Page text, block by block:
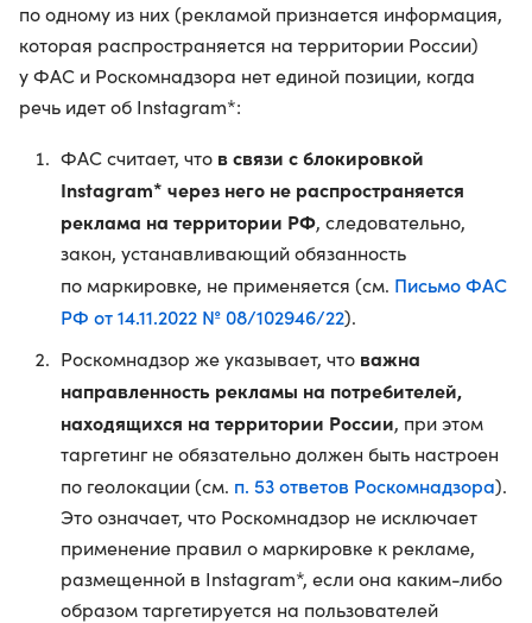
по одному из них (рекламой признается информация,
которая распространяется на территории России)
у ФАС и Роскомнадзора нет единой позиции, когда
речь идет об Instagram*:
ФАС считает, что в связи с блокировкой
Instagram* через него не распространяется
реклама на территории РФ, следовательно,
закон, устанавливающий обязанность
по маркировке, не применяется (см. Письмо ФАС
РФ от 14.11.2022 № 08/102946/22).
Роскомнадзор же указывает, что важна
направленность рекламы на потребителей,
находящихся на территории России, при этом
таргетинг не обязательно должен быть настроен
по геолокации (см. п. 53 ответов Роскомнадзора).
Это означает, что Роскомнадзор не исключает
применение правил о маркировке к рекламе,
размещенной в Instagram*, если она каким-либо
образом таргетируется на пользователей